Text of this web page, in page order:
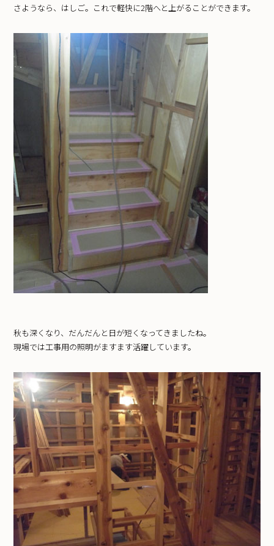
さようなら、はしご。これで軽快に2階へと上がることができます。
秋も深くなり、だんだんと日が短くなってきましたね。
現場では工事用の照明がますます活躍しています。